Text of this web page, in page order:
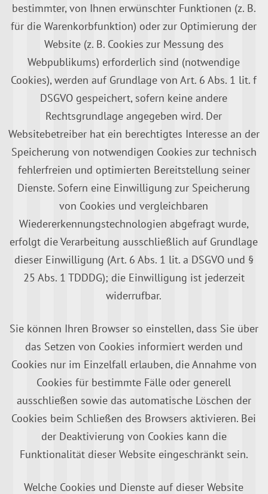
bestimmter, von Ihnen erwünschter Funktionen (z. B.
für die Warenkorbfunktion) oder zur Optimierung der
Website (z. B. Cookies zur Messung des
Webpublikums) erforderlich sind (notwendige
Cookies), werden auf Grundlage von Art. 6 Abs. 1 lit. f
DSGVO gespeichert, sofern keine andere
Rechtsgrundlage angegeben wird. Der
Websitebetreiber hat ein berechtigtes Interesse an der
Speicherung von notwendigen Cookies zur technisch
fehlerfreien und optimierten Bereitstellung seiner
Dienste. Sofern eine Einwilligung zur Speicherung
von Cookies und vergleichbaren
Wiedererkennungstechnologien abgefragt wurde,
erfolgt die Verarbeitung ausschließlich auf Grundlage
dieser Einwilligung (Art. 6 Abs. 1 lit. a DSGVO und §
25 Abs. 1 TDDDG); die Einwilligung ist jederzeit
widerrufbar.
Sie können Ihren Browser so einstellen, dass Sie über
das Setzen von Cookies informiert werden und
Cookies nur im Einzelfall erlauben, die Annahme von
Cookies für bestimmte Fälle oder generell
ausschließen sowie das automatische Löschen der
Cookies beim Schließen des Browsers aktivieren. Bei
der Deaktivierung von Cookies kann die
Funktionalität dieser Website eingeschränkt sein.
Welche Cookies und Dienste auf dieser Website